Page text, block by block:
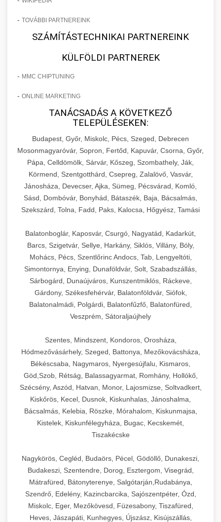
- TOVÁBBI PARTNEREINK
SZÁMÍTÁSTECHNIKAI PARTNEREINK
KÜLFÖLDI PARTNEREK
- MMC CHIPTUNING
- ONLINE MARKETING
TANÁCSADÁS A KÖVETKEZŐ
TELEPÜLÉSEKEN:
Budapest, Győr, Miskolc, Pécs, Szeged, Debrecen
Mosonmagyaróvár, Sopron, Fertőd, Kapuvár, Csorna, Győr,
Pápa, Celldömölk, Sárvár, Kőszeg, Szombathely, Ják,
Körmend, Szentgotthárd, Csepreg, Zalalövő, Vasvár,
Jánosháza, Devecser, Ajka, Sümeg, Pécsvárad, Komló,
Sásd, Dombóvár, Bonyhád, Bátaszék, Baja, Bácsalmás,
Szekszárd, Tolna, Fadd, Paks, Kalocsa, Hőgyész, Tamási
Balatonboglár, Kaposvár, Csurgó, Nagyatád, Kadarkút,
Barcs, Szigetvár, Sellye, Harkány, Siklós, Villány, Bóly,
Mohács, Pécs, Szentlőrinc Andocs, Tab, Lengyeltóti,
Simontornya, Enying, Dunaföldvár, Solt, Szabadszállás,
Sárbogárd, Dunaújváros, Kunszentmiklós, Ráckeve,
Gárdony, Székesfehérvár, Balatonföldvár, Siófok,
Balatonalmádi, Polgárdi, Balatonfűzfő, Balatonfüred,
Veszprém, Sátoraljaújhely
Szentes, Mindszent, Kondoros, Orosháza,
Hódmezővásárhely, Szeged, Battonya, Mezőkovácsháza,
Békéscsaba, Nagymaros, Nyergesújfalu, Kismaros,
Göd,Szob, Rétság, Balassagyarmat, Romhány, Hollókő,
Szécsény, Aszód, Hatvan, Monor, Lajosmizse, Soltvadkert,
Kiskőrös, Kecel, Dusnok, Kiskunhalas, Jánoshalma,
Bácsalmás, Kelebia, Röszke, Mórahalom, Kiskunmajsa,
Kistelek, Kiskunfélegyháza, Bugac, Kecskemét,
Tiszakécske
Nagykörös, Cegléd, Budaörs, Pécel, Gödöllő, Dunakeszi,
Budakeszi, Szentendre, Dorog, Esztergom, Visegrád,
Mátrafüred, Bátonyterenye, Salgótarján,Rudabánya,
Szendrő, Edelény, Kazincbarcika, Sajószentpéter, Ózd,
Miskolc, Eger, Mezőkövesd, Füzesabony, Tiszafüred,
Heves, Jászapáti, Kunhegyes, Újszász, Kisújszállás,